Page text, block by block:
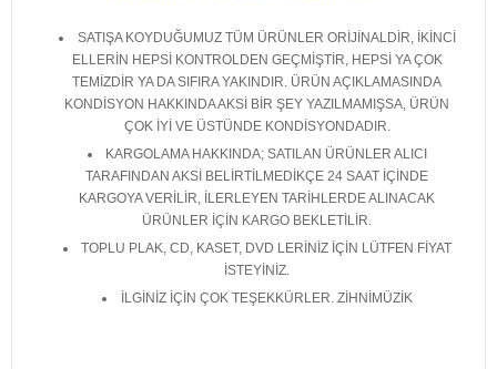
SATIŞA KOYDUĞUMUZ TÜM ÜRÜNLER ORİJİNALDİR, İKİNCİ
ELLERİN HEPSİ KONTROLDEN GEÇMİŞTİR, HEPSİ YA ÇOK
TEMİZDİR YA DA SIFIRA YAKINDIR. ÜRÜN AÇIKLAMASINDA
KONDİSYON HAKKINDA AKSİ BİR ŞEY YAZILMAMIŞSA, ÜRÜN
ÇOK İYİ VE ÜSTÜNDE KONDİSYONDADIR.
KARGOLAMA HAKKINDA; SATILAN ÜRÜNLER ALICI
TARAFINDAN AKSİ BELİRTİLMEDİKÇE 24 SAAT İÇİNDE
KARGOYA VERİLİR, İLERLEYEN TARİHLERDE ALINACAK
ÜRÜNLER İÇİN KARGO BEKLETİLİR.
TOPLU PLAK, CD, KASET, DVD LERİNİZ İÇİN LÜTFEN FİYAT
İSTEYİNİZ.
İLGİNİZ İÇİN ÇOK TEŞEKKÜRLER. ZİHNİMÜZİK